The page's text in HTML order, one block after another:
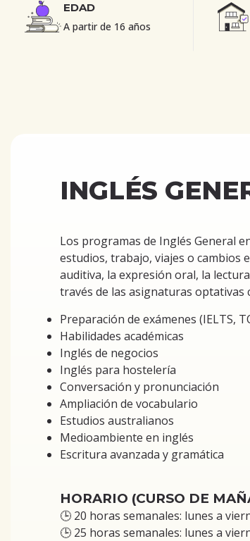
EDAD
A partir de 16 años
INGLÉS
Los programas de Inglés General
estudios, trabajo, viajes o cambios
auditiva, la expresión oral, la
través de las asignaturas optativas
Preparación de exámenes (IELTS,
Habilidades académicas
Inglés de negocios
Inglés para hostelería
Conversación y pronunciación
Ampliación de vocabulario
Estudios australianos
Medioambiente en inglés
Escritura avanzada y gramática
HORARIO (CURSO DE
🕒 20 horas semanales: lunes a
🕒 25 horas semanales: lunes a